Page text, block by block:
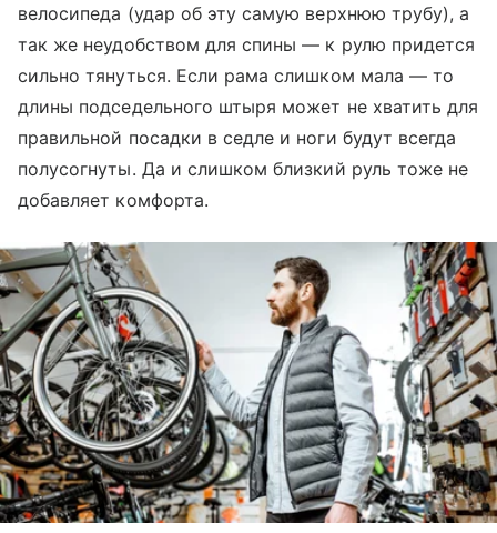
велосипеда (удар об эту самую верхнюю трубу), а
так же неудобством для спины — к рулю придется
сильно тянуться. Если рама слишком мала — то
длины подседельного штыря может не хватить для
правильной посадки в седле и ноги будут всегда
полусогнуты. Да и слишком близкий руль тоже не
добавляет комфорта.